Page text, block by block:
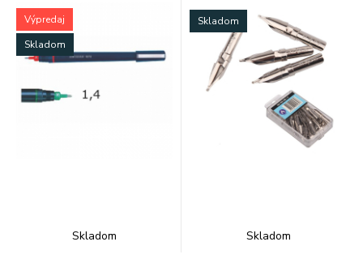
Výpredaj
Skladom
Skladom
Skladom
Skladom